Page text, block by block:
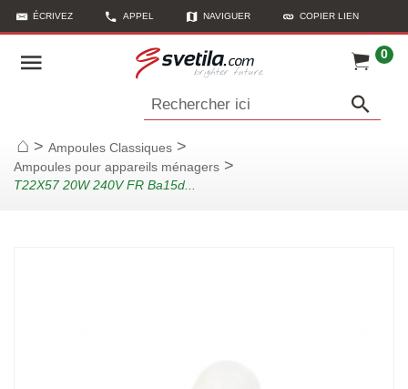
ÉCRIVEZ APPEL NAVIGUER COPIER LIEN
0
Rechercher ici
Page d'accueil
> Ampoules Classiques >
Ampoules pour appareils ménagers >
T22X57 20W 240V FR Ba15d...